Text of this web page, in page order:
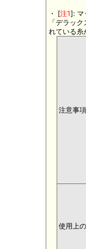
・ [注1]: マ
「デラッ
れている糸
注意事項
使用上